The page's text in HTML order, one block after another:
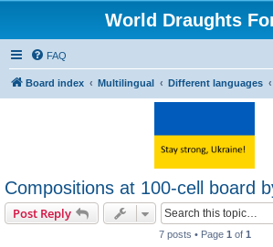
World Draughts
FAQ
Board index Multilingual Different languages
Compositions at 100-cell board
Post Reply
7 posts • Page 1 of 1